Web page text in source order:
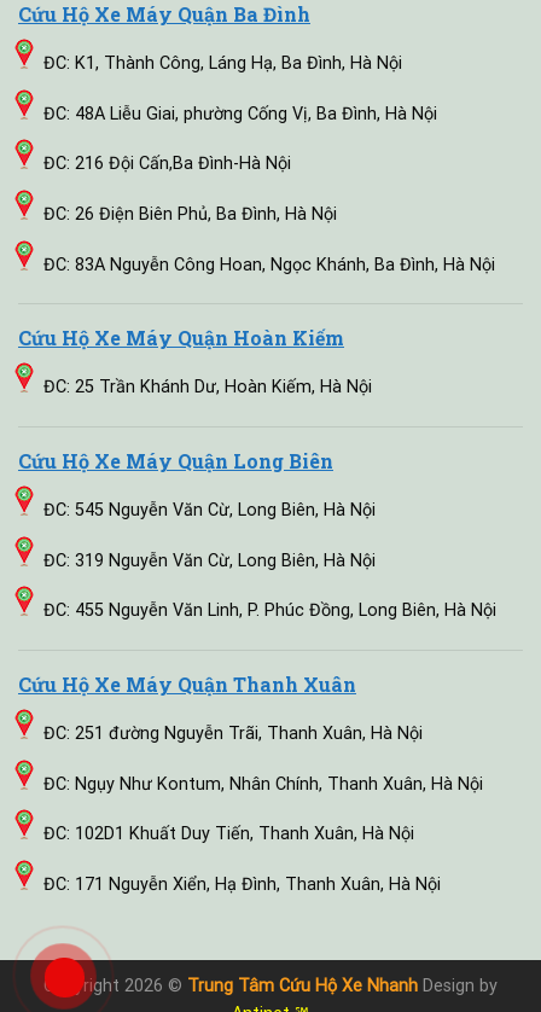
Cứu Hộ Xe Máy Quận Ba Đình
ĐC: K1, Thành Công, Láng Hạ, Ba Đình, Hà Nội
ĐC: 48A Liễu Giai, phường Cống Vị, Ba Đình, Hà Nội
ĐC: 216 Đội Cấn,Ba Đình-Hà Nội
ĐC: 26 Điện Biên Phủ, Ba Đình, Hà Nội
ĐC: 83A Nguyễn Công Hoan, Ngọc Khánh, Ba Đình, Hà Nội
Cứu Hộ Xe Máy Quận Hoàn Kiếm
ĐC: 25 Trần Khánh Dư, Hoàn Kiếm, Hà Nội
Cứu Hộ Xe Máy Quận Long Biên
ĐC: 545 Nguyễn Văn Cừ, Long Biên, Hà Nội
ĐC: 319 Nguyễn Văn Cừ, Long Biên, Hà Nội
ĐC: 455 Nguyễn Văn Linh, P. Phúc Đồng, Long Biên, Hà Nội
Cứu Hộ Xe Máy Quận Thanh Xuân
ĐC: 251 đường Nguyễn Trãi, Thanh Xuân, Hà Nội
ĐC: Ngụy Như Kontum, Nhân Chính, Thanh Xuân, Hà Nội
ĐC: 102D1 Khuất Duy Tiến, Thanh Xuân, Hà Nội
ĐC: 171 Nguyễn Xiển, Hạ Đình, Thanh Xuân, Hà Nội
Copyright 2026 © Trung Tâm Cứu Hộ Xe Nhanh Design by